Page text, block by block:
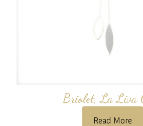
Briolet, La Liva
Read More